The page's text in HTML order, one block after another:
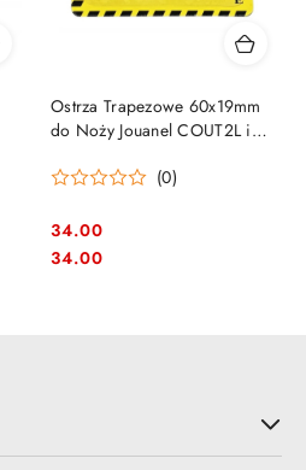
Ostrza Trapezowe 60x19mm
do Noży Jouanel COUT2L i
(0)
Cena:
34.00
Cena:
34.00